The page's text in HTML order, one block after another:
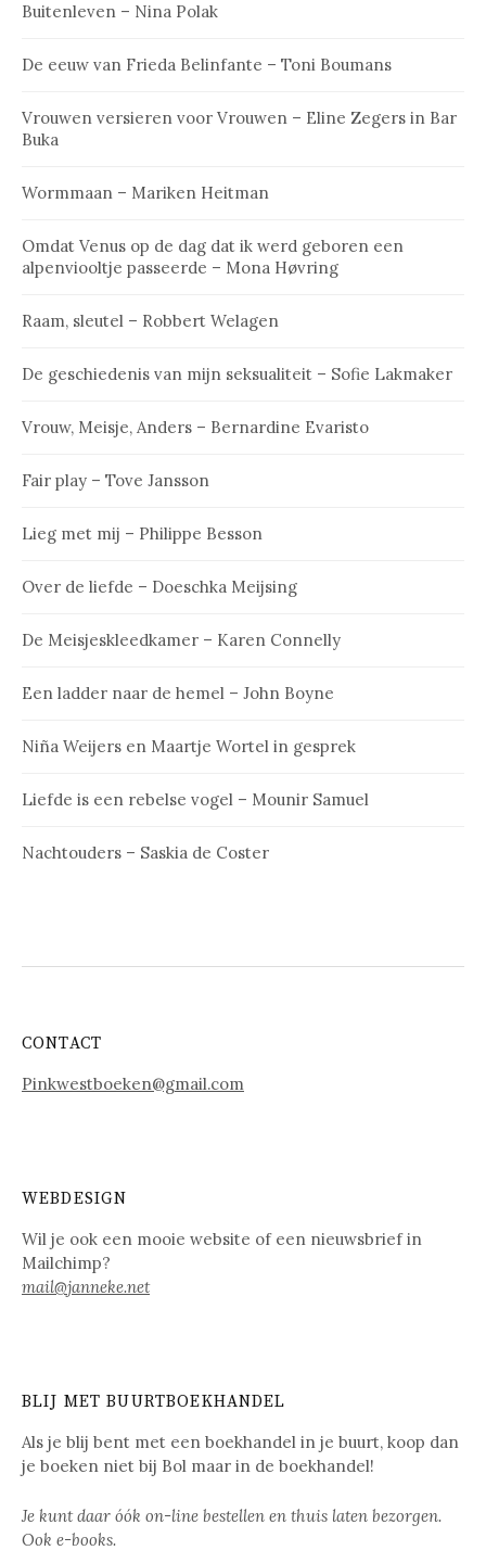
Buitenleven – Nina Polak
De eeuw van Frieda Belinfante – Toni Boumans
Vrouwen versieren voor Vrouwen – Eline Zegers in Bar
Buka
Wormmaan – Mariken Heitman
Omdat Venus op de dag dat ik werd geboren een
alpenviooltje passeerde – Mona Høvring
Raam, sleutel – Robbert Welagen
De geschiedenis van mijn seksualiteit – Sofie Lakmaker
Vrouw, Meisje, Anders – Bernardine Evaristo
Fair play – Tove Jansson
Lieg met mij – Philippe Besson
Over de liefde – Doeschka Meijsing
De Meisjeskleedkamer – Karen Connelly
Een ladder naar de hemel – John Boyne
Niña Weijers en Maartje Wortel in gesprek
Liefde is een rebelse vogel – Mounir Samuel
Nachtouders – Saskia de Coster
CONTACT
Pinkwestboeken@gmail.com
WEBDESIGN
Wil je ook een mooie website of een nieuwsbrief in
Mailchimp?
mail@janneke.net
BLIJ MET BUURTBOEKHANDEL
Als je blij bent met een boekhandel in je buurt, koop dan
je boeken niet bij Bol maar in de boekhandel!
Je kunt daar óók on-line bestellen en thuis laten bezorgen.
Ook e-books.